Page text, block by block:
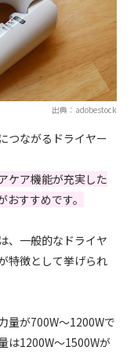
出典：adobestock
つながるドライヤー
ケア機能が充実した
すすめです。
、一般的なドライヤ
特徴として挙げられ
量が700W〜1200Wで
は1200W〜1500Wが